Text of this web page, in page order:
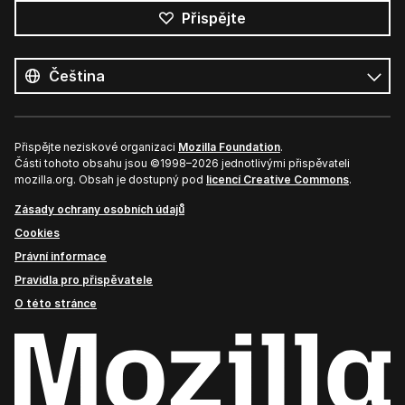
Přispějte
jazyky
Jazyk
Přispějte neziskové organizaci Mozilla Foundation.
Části tohoto obsahu jsou ©1998–2026 jednotlivými přispěvateli
mozilla.org. Obsah je dostupný pod licencí Creative Commons.
Zásady ochrany osobních údajů
Cookies
Právní informace
Pravidla pro přispěvatele
O této stránce